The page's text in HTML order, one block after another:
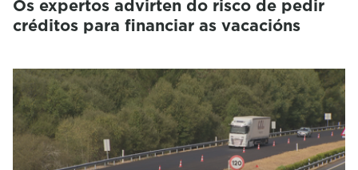
Os expertos advirten do risco de pedir
créditos para financiar as vacacións